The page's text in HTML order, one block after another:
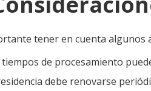
tener en cuenta algunos
tiempos de procesamiento
debe renovarse